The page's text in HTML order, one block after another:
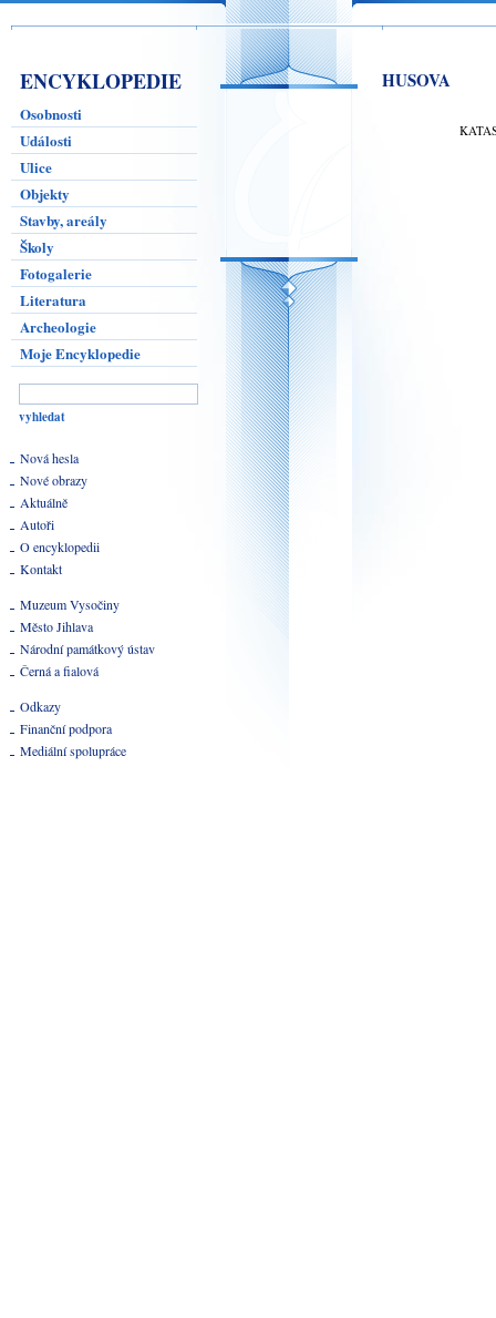
ENCYKLOPEDIE
Osobnosti
Události
Ulice
Objekty
Stavby, areály
Školy
Fotogalerie
Literatura
Archeologie
Moje Encyklopedie
Nová hesla
Nové obrazy
Aktuálně
Autoři
O encyklopedii
Kontakt
Muzeum Vysočiny
Město Jihlava
Národní památkový ústav
Černá a fialová
Odkazy
Finanční podpora
Mediální spolupráce
HUSOVA